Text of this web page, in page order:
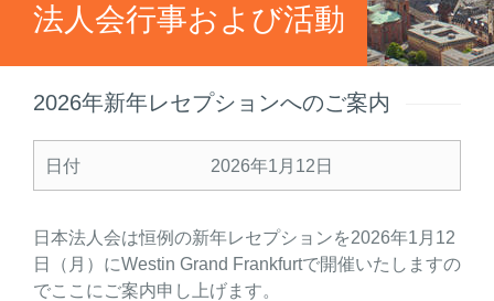
法人会行事および活動
2026年新年レセプションへのご案内
日付 2026年1月12日
日本法人会は恒例の新年レセプションを2026年1月12
日（月）にWestin Grand Frankfurtで開催いたしますの
でここにご案内申し上げます。